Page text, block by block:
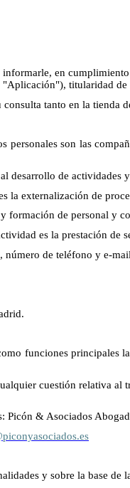
en
titularidad de
tanto en la
personales son las
desarrollo de actividades
la externalización de
formación de personal y
es la prestación de
de teléfono y e-
funciones principales
cuestión relativa
Picón & Asociados
y sobre la base de